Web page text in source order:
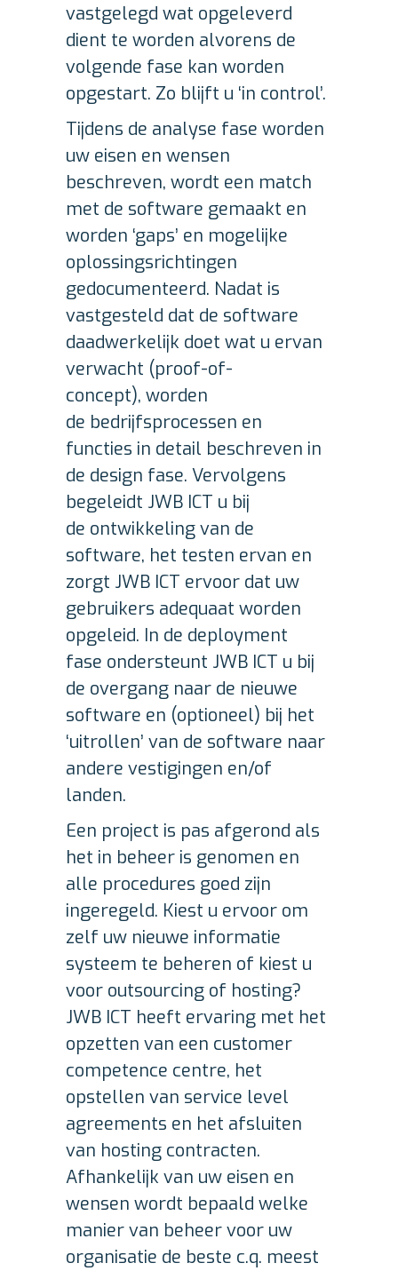
vastgelegd wat opgeleverd
dient te worden alvorens de
volgende fase kan worden
opgestart. Zo blijft u ‘in control’.
Tijdens de analyse fase worden
uw eisen en wensen
beschreven, wordt een match
met de software gemaakt en
worden ‘gaps’ en mogelijke
oplossingsrichtingen
gedocumenteerd. Nadat is
vastgesteld dat de software
daadwerkelijk doet wat u ervan
verwacht (proof-of-
concept), worden
de bedrijfsprocessen en
functies in detail beschreven in
de design fase. Vervolgens
begeleidt JWB ICT u bij
de ontwikkeling van de
software, het testen ervan en
zorgt JWB ICT ervoor dat uw
gebruikers adequaat worden
opgeleid. In de deployment
fase ondersteunt JWB ICT u bij
de overgang naar de nieuwe
software en (optioneel) bij het
‘uitrollen’ van de software naar
andere vestigingen en/of
landen.
Een project is pas afgerond als
het in beheer is genomen en
alle procedures goed zijn
ingeregeld. Kiest u ervoor om
zelf uw nieuwe informatie
systeem te beheren of kiest u
voor outsourcing of hosting?
JWB ICT heeft ervaring met het
opzetten van een customer
competence centre, het
opstellen van service level
agreements en het afsluiten
van hosting contracten.
Afhankelijk van uw eisen en
wensen wordt bepaald welke
manier van beheer voor uw
organisatie de beste c.q. meest